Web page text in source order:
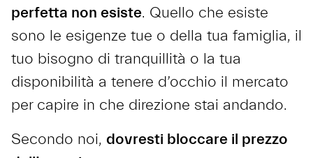
perfetta non esiste. Quello che esiste
sono le esigenze tue o della tua famiglia, il
tuo bisogno di tranquillità o la tua
disponibilità a tenere d’occhio il mercato
per capire in che direzione stai andando.
Secondo noi, dovresti bloccare il prezzo